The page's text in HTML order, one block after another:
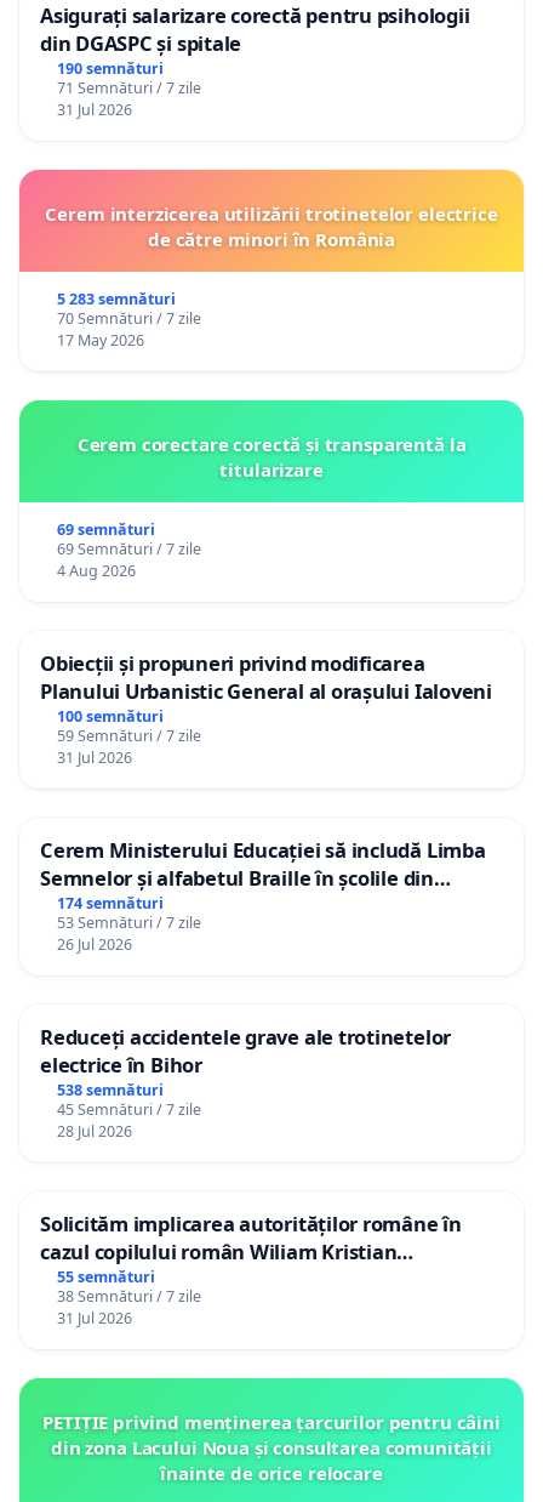
Asigurați salarizare corectă pentru psihologii
din DGASPC și spitale
190 semnături
71 Semnături / 7 zile
31 Jul 2026
Cerem interzicerea utilizării trotinetelor electrice
de către minori în România
5 283 semnături
70 Semnături / 7 zile
17 May 2026
Cerem corectare corectă și transparentă la
titularizare
69 semnături
69 Semnături / 7 zile
4 Aug 2026
Obiecții și propuneri privind modificarea
Planului Urbanistic General al orașului Ialoveni
100 semnături
59 Semnături / 7 zile
31 Jul 2026
Cerem Ministerului Educației să includă Limba
Semnelor și alfabetul Braille în școlile din
Republica Moldova!
174 semnături
53 Semnături / 7 zile
26 Jul 2026
Reduceți accidentele grave ale trotinetelor
electrice în Bihor
538 semnături
45 Semnături / 7 zile
28 Jul 2026
Solicităm implicarea autorităților române în
cazul copilului român Wiliam Kristian
Gheorghe, aflat în plasament în Danemarca de
12 ani
55 semnături
38 Semnături / 7 zile
31 Jul 2026
PETIȚIE privind menținerea țarcurilor pentru câini
din zona Lacului Noua și consultarea comunității
înainte de orice relocare